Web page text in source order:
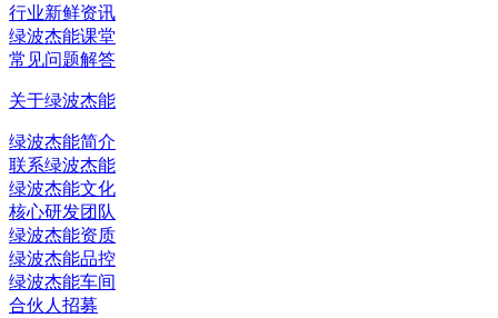
行业新鲜资讯
绿波杰能课堂
常见问题解答
关于绿波杰能
绿波杰能简介
联系绿波杰能
绿波杰能文化
核心研发团队
绿波杰能资质
绿波杰能品控
绿波杰能车间
合伙人招募